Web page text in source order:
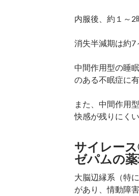
内服後、約１～2
消失半減期は約7
中間作用型の睡
のある不眠症に有
また、中間作用
快感が残りにく
サイレー
ゼパムの
大脳辺縁系（特
があり、情動障